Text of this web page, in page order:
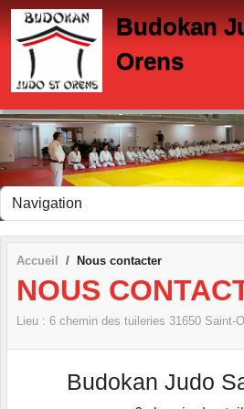
Budokan
Orens
Accueil Nous contacter
NOUS
Lieu : 6 chemin des tuileries 31650 Saint-
Budokan Judo
Panneau de gestion des cookies